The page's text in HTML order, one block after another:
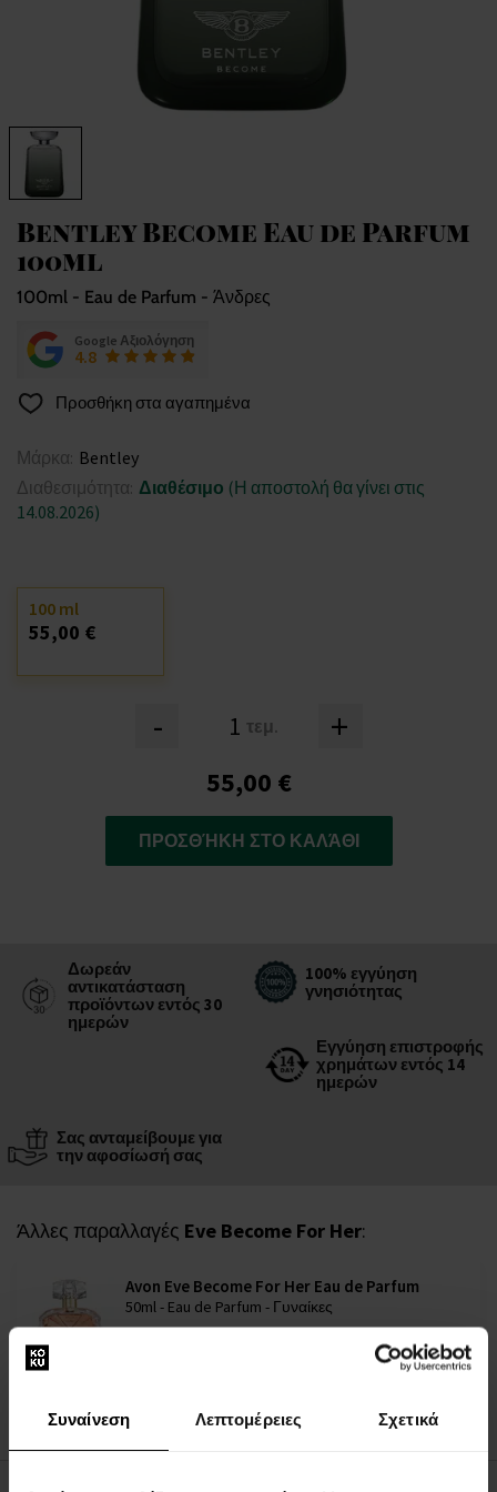
Συναίνεση Λεπτομέρειες Σχετικά
Bentley Become Eau de Parfum
100ml
100ml - Eau de Parfum - Άνδρες
Google Αξιολόγηση
4.8
Προσθήκη στα αγαπημένα
Μάρκα: Bentley
Διαθεσιμότητα: Διαθέσιμο (Η αποστολή θα γίνει στις
14.08.2026)
- τεμ. +
100 ml
55,00 €
55,00 €
ΠΡΟΣΘΉΚΗ ΣΤΟ ΚΑΛΆΘΙ
Δωρεάν
αντικατάσταση
προϊόντων εντός 30
ημερών
100% εγγύηση
γνησιότητας
Εγγύηση επιστροφής
χρημάτων εντός 14
ημερών
Σας ανταμείβουμε για
την αφοσίωσή σας
Άλλες παραλλαγές Eve Become For Her:
Avon Eve Become For Her Eau de Parfum
50ml - Eau de Parfum - Γυναίκες